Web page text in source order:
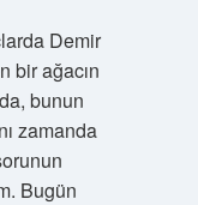
Demir
bir ağacın
bunun
zamanda
Bugün